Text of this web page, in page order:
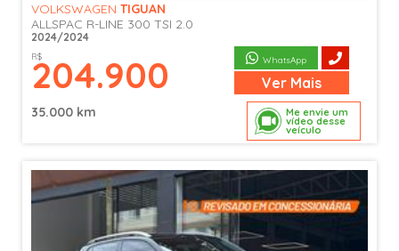
Me envie um
vídeo desse
veículo
VOLKSWAGEN TIGUAN
ALLSPAC R-LINE 300 TSI 2.0
2024/2024
R$
204.900 WhatsApp
Ver Mais
35.000 km